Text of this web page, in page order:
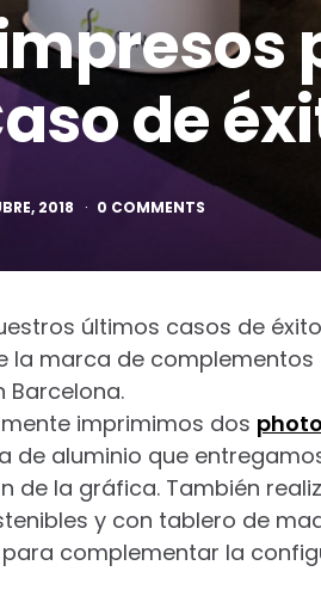
de
2018 0 COMMENTS
últimos casos de
la marca de complementos
Barcelona.
imprimimos dos
de aluminio que
de la gráfica. También
y con tablero de
complementar la